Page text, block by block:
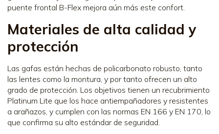
puente frontal B-Flex mejora aún más este confort.
Materiales de alta calidad y
protección
Las gafas están hechas de policarbonato robusto, tanto
las lentes como la montura, y por tanto ofrecen un alto
grado de protección. Los objetivos tienen un recubrimiento
Platinum Lite que los hace antiempañadores y resistentes
a arañazos, y cumplen con las normas EN 166 y EN 170, lo
que confirma su alto estándar de seguridad.